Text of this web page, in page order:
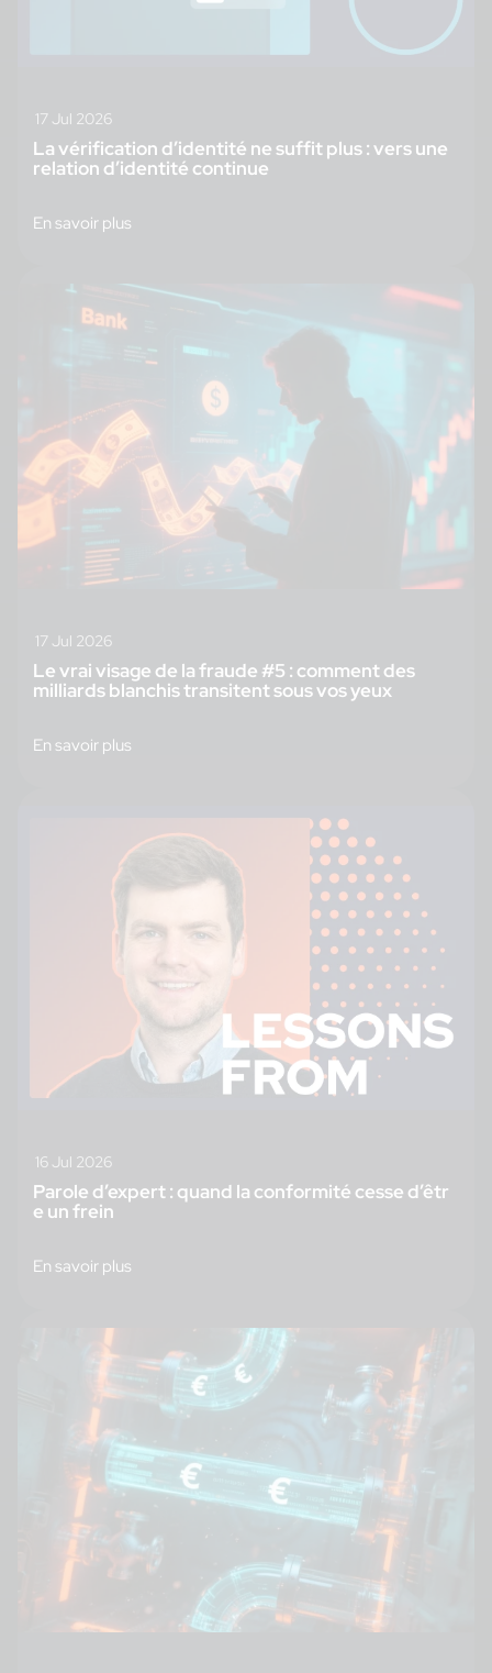
17 Jul 2026
La vérification d’identité ne suffit plus : vers une
relation d’identité continue
En savoir plus
17 Jul 2026
Le vrai visage de la fraude #5 : comment des
milliards blanchis transitent sous vos yeux
En savoir plus
16 Jul 2026
Parole d’expert : quand la conformité cesse d’êtr
e un frein
En savoir plus